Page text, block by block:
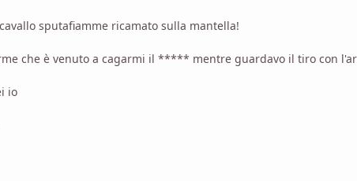
sputafiamme ricamato sulla mantella!
che è venuto a cagarmi il ***** mentre guardavo il tiro con
io